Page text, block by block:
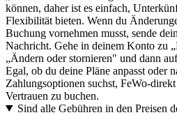
können, daher ist es einfach,
Flexibilität bieten. Wenn du
Buchung vornehmen musst, sende
Nachricht. Gehe in deinem Konto zu
„Ändern oder stornieren" und dann
Egal, ob du deine Pläne anpasst oder
Zahlungsoptionen suchst, FeWo-
Vertrauen zu buchen.
Sind alle Gebühren in den Preisen